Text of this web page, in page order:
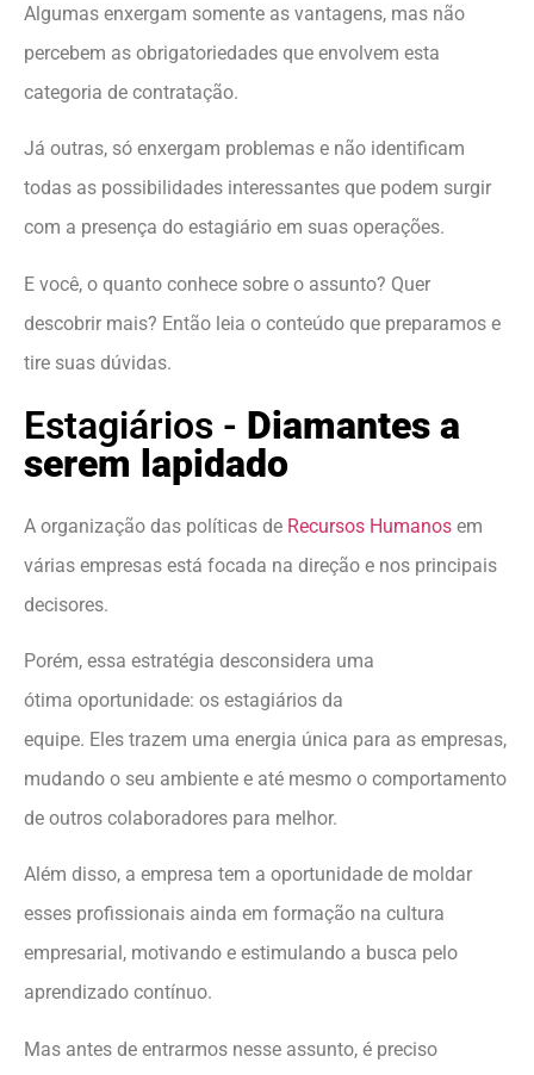
Algumas enxergam somente as vantagens, mas não
percebem as obrigatoriedades que envolvem esta
categoria de contratação.
Já outras, só enxergam problemas e não identificam
todas as possibilidades interessantes que podem surgir
com a presença do estagiário em suas operações.
E você, o quanto conhece sobre o assunto? Quer
descobrir mais? Então leia o conteúdo que preparamos e
tire suas dúvidas.
Estagiários - Diamantes a
serem lapidado
A organização das políticas de Recursos Humanos em
várias empresas está focada na direção e nos principais
decisores.
Porém, essa estratégia desconsidera uma
ótima oportunidade: os estagiários da
equipe. Eles trazem uma energia única para as empresas,
mudando o seu ambiente e até mesmo o comportamento
de outros colaboradores para melhor.
Além disso, a empresa tem a oportunidade de moldar
esses profissionais ainda em formação na cultura
empresarial, motivando e estimulando a busca pelo
aprendizado contínuo.
Mas antes de entrarmos nesse assunto, é preciso